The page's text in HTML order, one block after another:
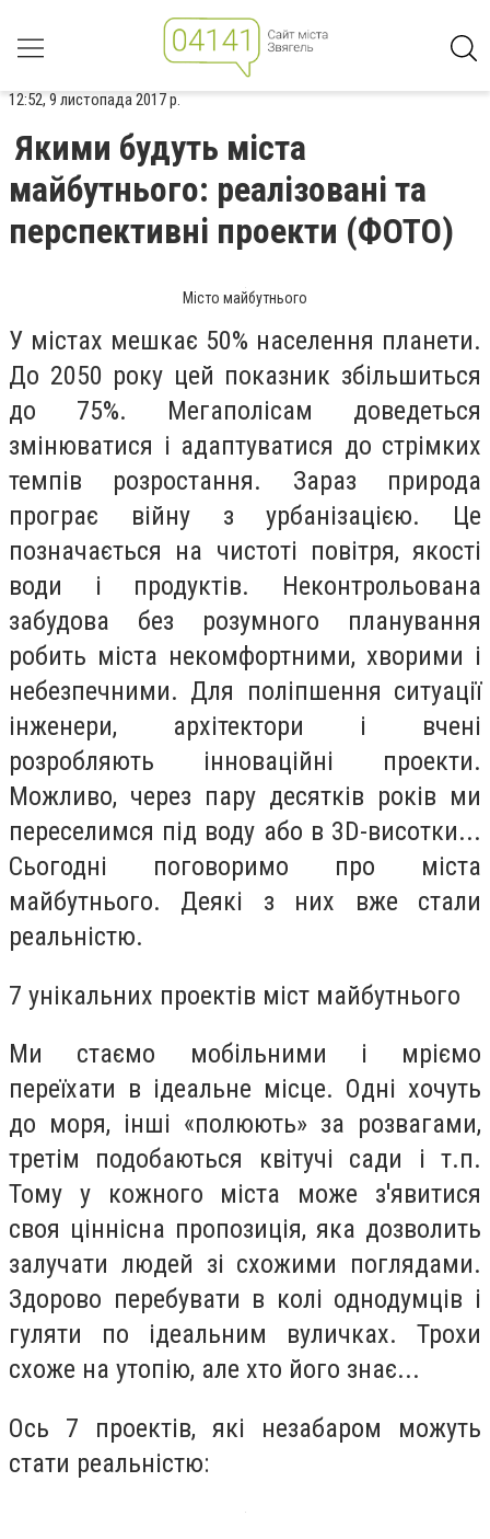
12:52, 9 листопада 2017 р.
Якими будуть міста
майбутнього: реалізовані та
перспективні проекти (ФОТО)
Місто майбутнього
У містах мешкає 50% населення планети.
До 2050 року цей показник збільшиться
до 75%. Мегаполісам доведеться
змінюватися і адаптуватися до стрімких
темпів розростання. Зараз природа
програє війну з урбанізацією. Це
позначається на чистоті повітря, якості
води і продуктів. Неконтрольована
забудова без розумного планування
робить міста некомфортними, хворими і
небезпечними. Для поліпшення ситуації
інженери, архітектори і вчені
розробляють інноваційні проекти.
Можливо, через пару десятків років ми
переселимся під воду або в 3D-висотки...
Сьогодні поговоримо про міста
майбутнього. Деякі з них вже стали
реальністю.
7 унікальних проектів міст майбутнього
Ми стаємо мобільними і мріємо
переїхати в ідеальне місце. Одні хочуть
до моря, інші «полюють» за розвагами,
третім подобаються квітучі сади і т.п.
Тому у кожного міста може з'явитися
своя ціннісна пропозиція, яка дозволить
залучати людей зі схожими поглядами.
Здорово перебувати в колі однодумців і
гуляти по ідеальним вуличках. Трохи
схоже на утопію, але хто його знає...
Ось 7 проектів, які незабаром можуть
стати реальністю: